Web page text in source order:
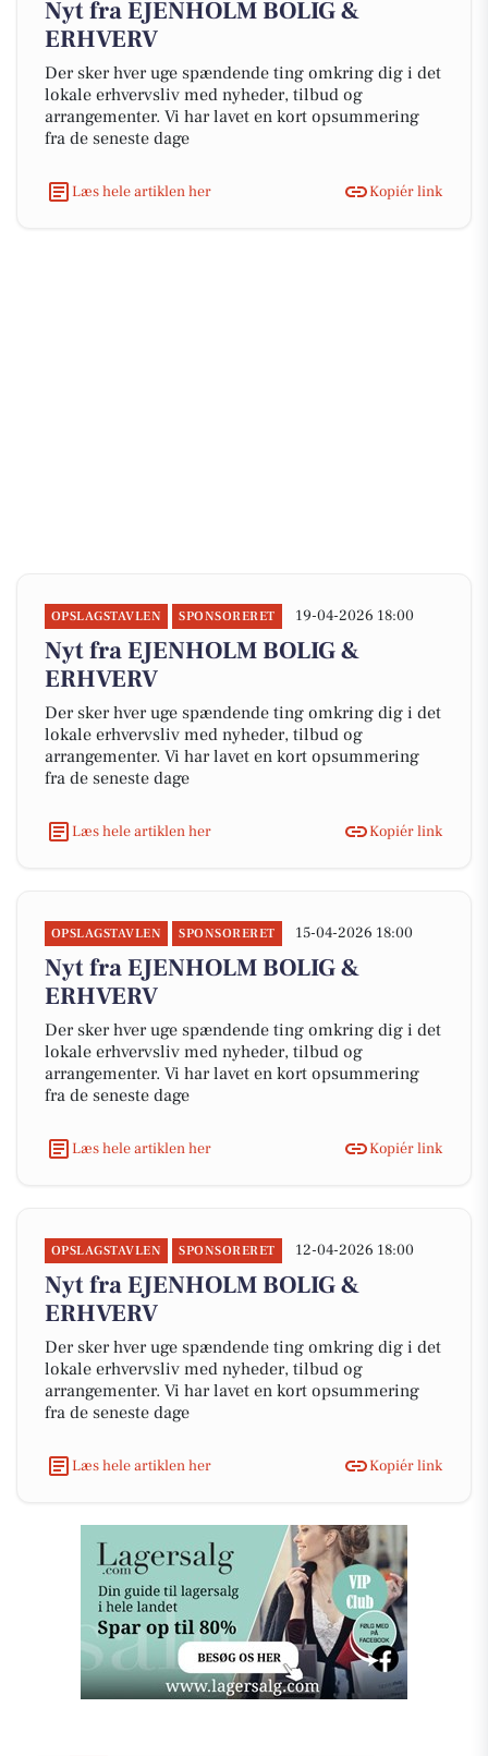
Nyt fra EJENHOLM BOLIG &
ERHVERV
Der sker hver uge spændende ting omkring dig i det
lokale erhvervsliv med nyheder, tilbud og
arrangementer. Vi har lavet en kort opsummering
fra de seneste dage
Læs hele artiklen her Kopiér link
OPSLAGSTAVLEN SPONSORERET 19-04-2026 18:00
Nyt fra EJENHOLM BOLIG &
ERHVERV
Der sker hver uge spændende ting omkring dig i det
lokale erhvervsliv med nyheder, tilbud og
arrangementer. Vi har lavet en kort opsummering
fra de seneste dage
Læs hele artiklen her Kopiér link
OPSLAGSTAVLEN SPONSORERET 15-04-2026 18:00
Nyt fra EJENHOLM BOLIG &
ERHVERV
Der sker hver uge spændende ting omkring dig i det
lokale erhvervsliv med nyheder, tilbud og
arrangementer. Vi har lavet en kort opsummering
fra de seneste dage
Læs hele artiklen her Kopiér link
OPSLAGSTAVLEN SPONSORERET 12-04-2026 18:00
Nyt fra EJENHOLM BOLIG &
ERHVERV
Der sker hver uge spændende ting omkring dig i det
lokale erhvervsliv med nyheder, tilbud og
arrangementer. Vi har lavet en kort opsummering
fra de seneste dage
Læs hele artiklen her Kopiér link